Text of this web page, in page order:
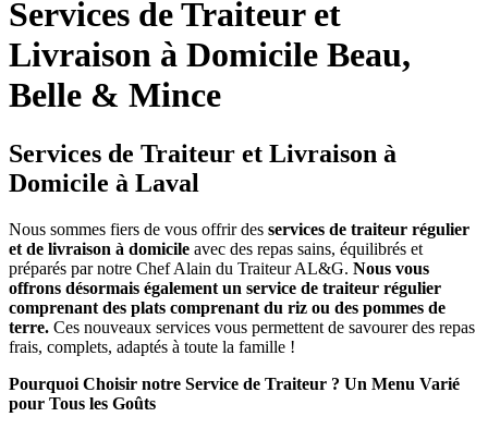
Services de Traiteur et
Livraison à Domicile Beau,
Belle & Mince
Services de Traiteur et Livraison à
Domicile à Laval
Nous sommes fiers de vous offrir des services de traiteur régulier
et de livraison à domicile avec des repas sains, équilibrés et
préparés par notre Chef Alain du Traiteur AL&G. Nous vous
offrons désormais également un service de traiteur régulier
comprenant des plats comprenant du riz ou des pommes de
terre. Ces nouveaux services vous permettent de savourer des repas
frais, complets, adaptés à toute la famille !
Pourquoi Choisir notre Service de Traiteur ? Un Menu Varié
pour Tous les Goûts